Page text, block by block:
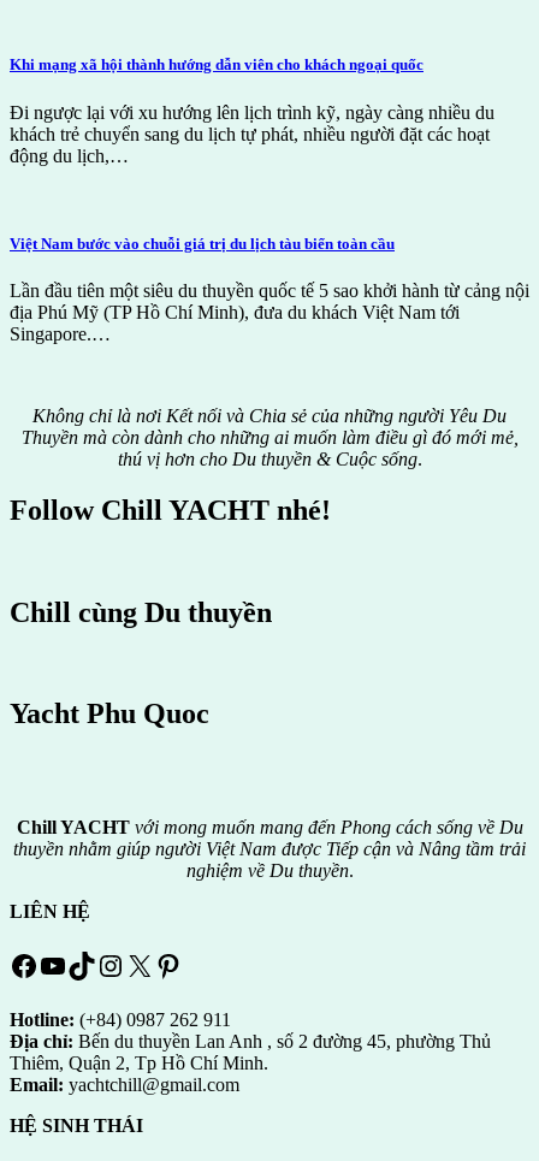
Khi mạng xã hội thành hướng dẫn viên cho khách ngoại quốc
Đi ngược lại với xu hướng lên lịch trình kỹ, ngày càng nhiều du
khách trẻ chuyển sang du lịch tự phát, nhiều người đặt các hoạt
động du lịch,…
Việt Nam bước vào chuỗi giá trị du lịch tàu biển toàn cầu
Lần đầu tiên một siêu du thuyền quốc tế 5 sao khởi hành từ cảng nội
địa Phú Mỹ (TP Hồ Chí Minh), đưa du khách Việt Nam tới
Singapore.…
Không chỉ là nơi Kết nối và Chia sẻ của những người Yêu Du
Thuyền mà còn dành cho những ai muốn làm điều gì đó mới mẻ,
thú vị hơn cho Du thuyền & Cuộc sống.
Follow Chill YACHT nhé!
Chill cùng Du thuyền
Yacht Phu Quoc
Chill YACHTvới mong muốn mang đến Phong cách sống về Du
thuyền nhằm giúp người Việt Nam được Tiếp cận và Nâng tầm trải
nghiệm về Du thuyền.
LIÊN HỆ
Facebook
YouTube
TikTok
Instagram
X Pinterest
Hotline: (+84) 0987 262 911
Địa chỉ: Bến du thuyền Lan Anh , số 2 đường 45, phường Thủ
Thiêm, Quận 2, Tp Hồ Chí Minh.
Email: yachtchill@gmail.com
HỆ SINH THÁI